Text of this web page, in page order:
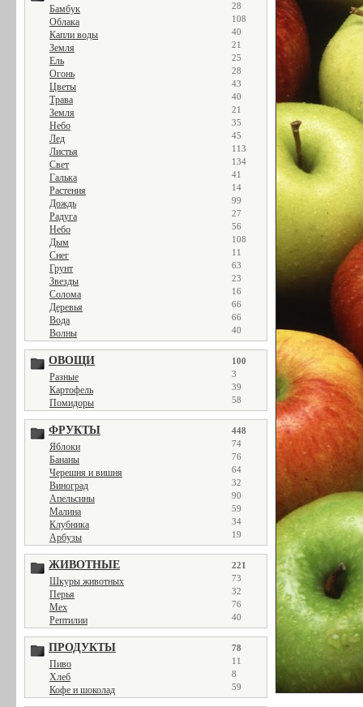
Бамбук 28
Облака 108
Капли воды 40
Земля 21
Ель 25
Огонь 28
Цветы 43
Трава 40
Земля 21
Небо 35
Лед 45
Листья 113
Свет 134
Галька 41
Растения 14
Дождь 99
Радуга 27
Небо 56
Дым 108
Снег 11
Грунт 63
Звезды 23
Солома 16
Деревья 66
Вода 66
Волны 40
ОВОЩИ 100
Разные 3
Картофель 39
Помидоры 58
ФРУКТЫ 448
Яблоки 74
Бананы 76
Черешня и вишня 64
Виноград 32
Апельсины 90
Малина 59
Клубника 34
Арбузы 19
ЖИВОТНЫЕ 221
Шкуры животных 73
Перья 32
Мех 76
Рептилии 40
ПРОДУКТЫ 78
Пиво 11
Хлеб 8
Кофе и шоколад 59